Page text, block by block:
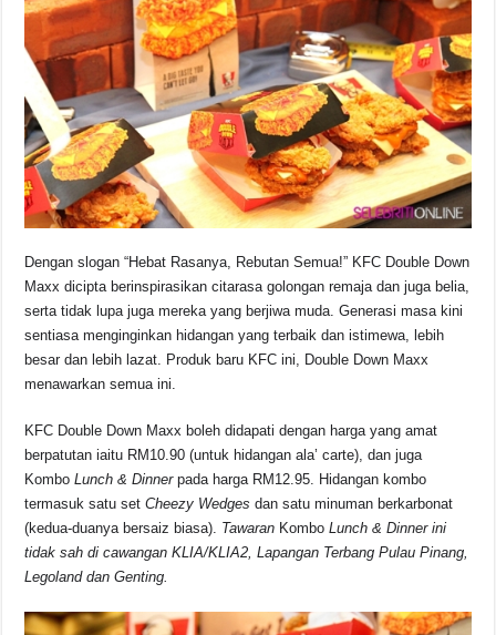
Dengan slogan “Hebat Rasanya, Rebutan Semua!” KFC Double Down
Maxx dicipta berinspirasikan citarasa golongan remaja dan juga belia,
serta tidak lupa juga mereka yang berjiwa muda. Generasi masa kini
sentiasa menginginkan hidangan yang terbaik dan istimewa, lebih
besar dan lebih lazat. Produk baru KFC ini, Double Down Maxx
menawarkan semua ini.
KFC Double Down Maxx boleh didapati dengan harga yang amat
berpatutan iaitu RM10.90 (untuk hidangan ala’ carte), dan juga
KomboLunch & Dinnerpada harga RM12.95. Hidangan kombo
termasuk satu setCheezy Wedges dan satu minuman berkarbonat
(kedua-duanya bersaiz biasa). Tawaran Kombo Lunch & Dinner ini
tidak sah di cawangan KLIA/KLIA2, Lapangan Terbang Pulau Pinang,
Legoland dan Genting.